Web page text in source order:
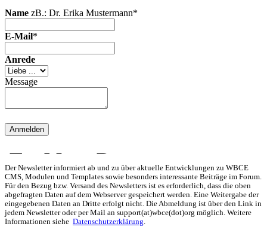
Name zB.: Dr. Erika Mustermann*
E-Mail*
Anrede
Message
Der Newsletter informiert ab und zu über aktuelle Entwicklungen zu WBCE
CMS, Modulen und Templates sowie besonders interessante Beiträge im Forum.
Für den Bezug bzw. Versand des Newsletters ist es erforderlich, dass die oben
abgefragten Daten auf dem Webserver gespeichert werden. Eine Weitergabe der
eingegebenen Daten an Dritte erfolgt nicht. Die Abmeldung ist über den Link in
jedem Newsletter oder per Mail an support(at)wbce(dot)org möglich. Weitere
Informationen siehe Datenschutzerklärung.